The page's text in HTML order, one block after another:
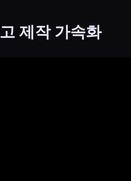
제작 가속화